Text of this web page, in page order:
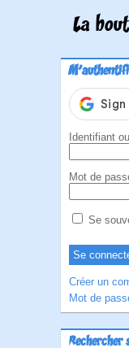
La
Identifiant
Mot de
Se
Créer un
Mot de
Rechercher